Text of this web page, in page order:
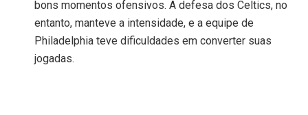
bons momentos ofensivos. A defesa dos Celtics, no
entanto, manteve a intensidade, e a equipe de
Philadelphia teve dificuldades em converter suas
jogadas.